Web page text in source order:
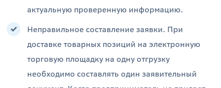
актуальную проверенную информацию.
Неправильное составление заявки. При
доставке товарных позиций на электронную
торговую площадку на одну отгрузку
необходимо составлять один заявительный